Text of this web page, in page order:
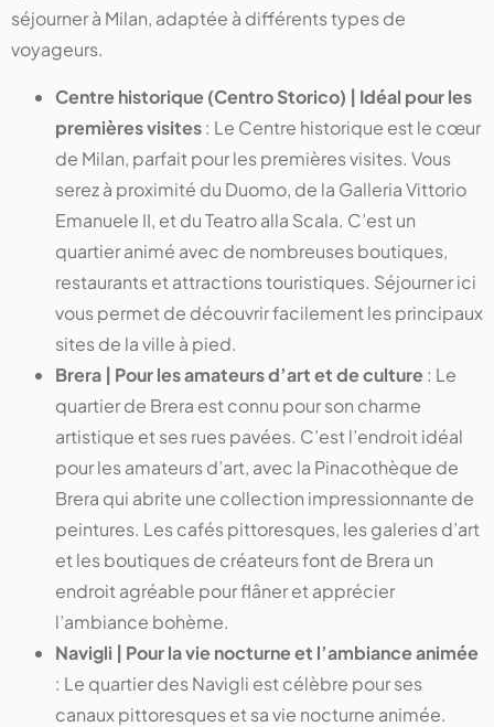
séjourner à Milan, adaptée à différents types de
voyageurs.
Centre historique (Centro Storico) | Idéal pour les
premières visites: Le Centre historique est le cœur
de Milan, parfait pour les premières visites. Vous
serez à proximité du Duomo, de la Galleria Vittorio
Emanuele II, et du Teatro alla Scala. C’est un
quartier animé avec de nombreuses boutiques,
restaurants et attractions touristiques. Séjourner ici
vous permet de découvrir facilement les principaux
sites de la ville à pied​​​​​​.
Brera | Pour les amateurs d’art et de culture: Le
quartier de Brera est connu pour son charme
artistique et ses rues pavées. C’est l’endroit idéal
pour les amateurs d’art, avec la Pinacothèque de
Brera qui abrite une collection impressionnante de
peintures. Les cafés pittoresques, les galeries d’art
et les boutiques de créateurs font de Brera un
endroit agréable pour flâner et apprécier
l’ambiance bohème​​​​​​.
Navigli | Pour la vie nocturne et l’ambiance animée
: Le quartier des Navigli est célèbre pour ses
canaux pittoresques et sa vie nocturne animée.